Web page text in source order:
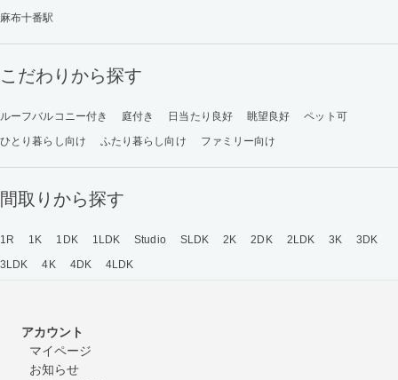
麻布十番駅
こだわりから探す
ルーフバルコニー付き 庭付き 日当たり良好 眺望良好
ペット可
ひとり暮らし向け
ふたり暮らし向け ファミリー向け
間取りから探す
1R 1K 1DK 1LDK Studio SLDK 2K 2DK 2LDK 3K
3DK
3LDK
4K 4DK 4LDK
アカウント
マイページ
お知らせ